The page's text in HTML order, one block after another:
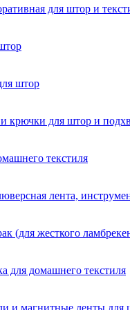
для штор и
штор
крючки для штор и
текстиля
лента,
(для жесткого
для домашнего текстиля
и магнитные ленты для